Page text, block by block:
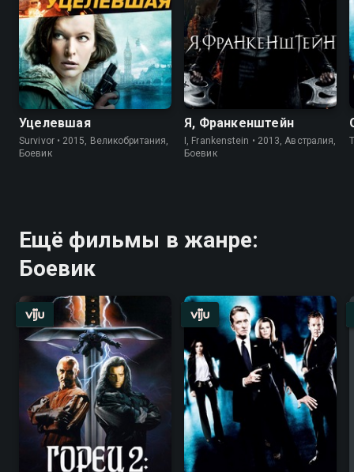
Уцелевшая
Survivor • 2015, Великобритания,
Боевик
Я, Франкенштейн
I, Frankenstein • 2013, Австралия,
Боевик
Ещё фильмы в жанре:
Боевик